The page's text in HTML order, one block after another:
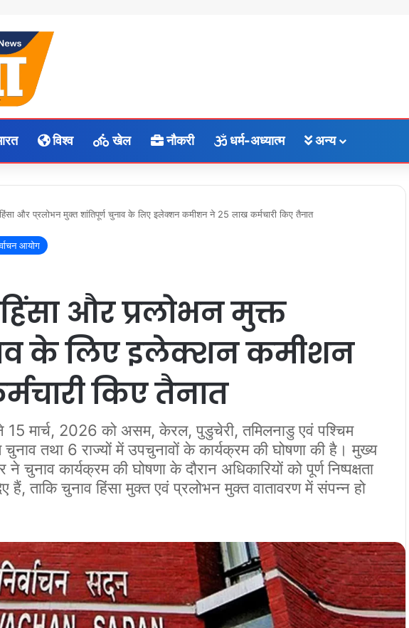
विश्व खेल नौकरी धर्म-अध्यात्म अन्य
हिंसा और प्रलोभन मुक्त शांतिपूर्ण चुनाव के लिए इलेक्शन कमीशन ने 25 लाख कर्मचारी किए तैनात
आयोग
और प्रलोभन मुक्त
के लिए इलेक्शन कमीशन
किए तैनात
15 मार्च, 2026 को असम, केरल, पुडुचेरी, तमिलनाडु एवं पश्चिम
तथा 6 राज्यों में उपचुनावों के कार्यक्रम की घोषणा की है। मुख्य
चुनाव कार्यक्रम की घोषणा के दौरान अधिकारियों को पूर्ण निष्पक्षता
हैं, ताकि चुनाव हिंसा मुक्त एवं प्रलोभन मुक्त वातावरण में संपन्न हो